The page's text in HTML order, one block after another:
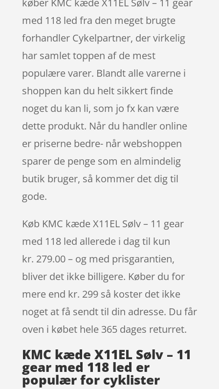
med 118 led fra den meget brugte
forhandler Cykelpartner, der virkelig
har samlet toppen af de mest
populære varer. Blandt alle varerne i
shoppen kan du helt sikkert finde
noget du kan li, som jo fx kan være
dette produkt. Når du handler online
er priserne bedre- når webshoppen
sparer de penge som en almindelig
butik bruger, så kommer det dig til
gode.
Køb KMC kæde X11EL Sølv – 11 gear
med 118 led allerede i dag til kun
kr. 279.00 – og med prisgarantien,
bliver det ikke billigere. Køber du for
mere end kr. 299 så koster det ikke
noget at få sendt til din adresse. Du får
oven i købet hele 365 dages returret.
KMC kæde X11EL Sølv – 11
gear med 118 led er
populær for cyklister